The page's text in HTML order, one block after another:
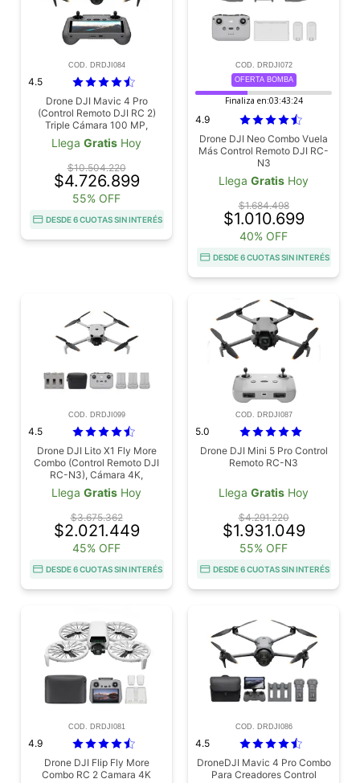
COD. DRDJI084
4.5
Drone DJI Mavic 4 Pro
(Control Remoto DJI RC 2)
Triple Cámara 100 MP,
Tiempo De Vuelo 51 Min,
Gimbal 360°
Llega Gratis Hoy
$10.504.220
$4.726.899
55% OFF
DESDE 6 CUOTAS SIN INTERÉS
COD. DRDJI072
OFERTA BOMBA
Finaliza en:03:43:23
4.9
Drone DJI Neo Combo Vuela
Más Control Remoto DJI RC-
N3
Llega Gratis Hoy
$1.684.498
$1.010.699
40% OFF
DESDE 6 CUOTAS SIN INTERÉS
COD. DRDJI099
4.5
Drone DJI Lito X1 Fly More
Combo (Control Remoto DJI
RC-N3), Cámara 4K,
Detección De Obstáculos,
ActiveTrack, Sensor De 1/1.3
Pulgadas, 3 Baterías
Llega Gratis Hoy
$3.675.362
$2.021.449
45% OFF
DESDE 6 CUOTAS SIN INTERÉS
COD. DRDJI087
5.0
Drone DJI Mini 5 Pro Control
Remoto RC-N3
Llega Gratis Hoy
$4.291.220
$1.931.049
55% OFF
DESDE 6 CUOTAS SIN INTERÉS
COD. DRDJI081
4.9
Drone DJI Flip Fly More
Combo RC 2 Camara 4K
COD. DRDJI086
4.5
DroneDJI Mavic 4 Pro Combo
Para Creadores Control